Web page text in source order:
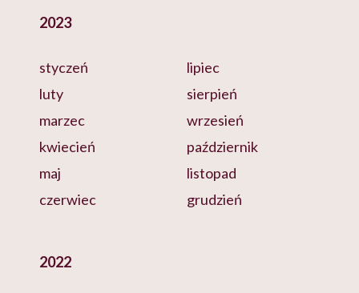
2023
styczeń
luty
marzec
kwiecień
maj
czerwiec
lipiec
sierpień
wrzesień
październik
listopad
grudzień
2022